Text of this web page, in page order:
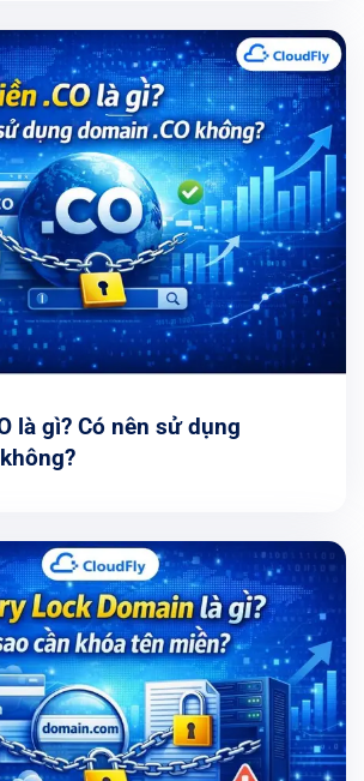
là gì? Có nên sử dụng